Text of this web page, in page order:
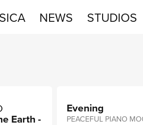
NEWS STUDIOS
Earth -
Evening